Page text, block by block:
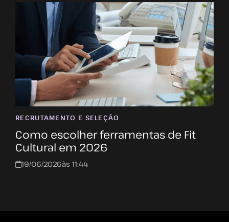
RECRUTAMENTO E SELEÇÃO
Como escolher ferramentas de Fit
Cultural em 2026
19/06/2026às 11:44